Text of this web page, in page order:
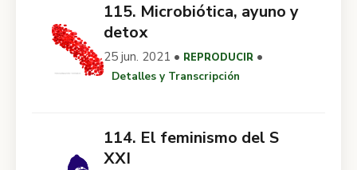
115. Microbiótica, ayuno y
detox
25 jun. 2021 • REPRODUCIR •
Detalles y Transcripción
114. El feminismo del S
XXI